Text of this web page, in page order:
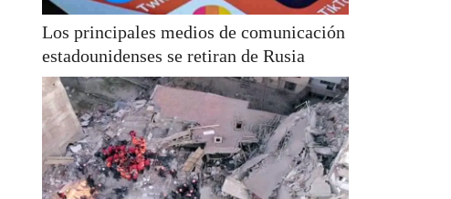
Los principales medios de comunicación
estadounidenses se retiran de Rusia